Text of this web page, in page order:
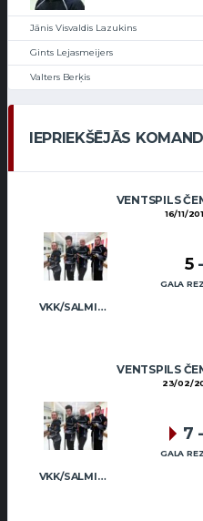
Jānis Visvaldis Lazukins
Gints Lejasmeijers
Valters Berķis
IEPRIEKŠĒJĀS
VENTSPILS
16/11/
VKK/SALMIŅŠ (MIX)
5 -
GALA
VENTSPILS
23/02/
VKK/SALMIŅŠ (MIX)
7 -
GALA